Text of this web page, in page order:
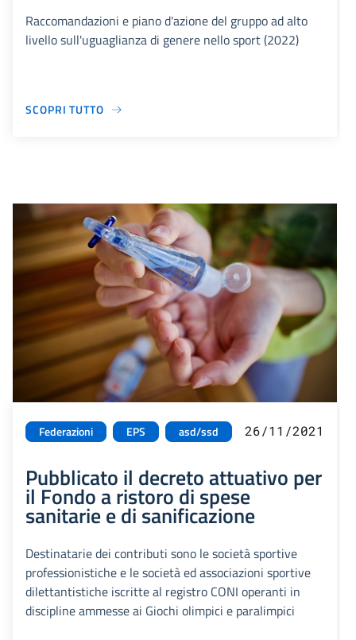
Raccomandazioni e piano d'azione del gruppo ad alto
livello sull'uguaglianza di genere nello sport (2022)
SCOPRI TUTTO
Federazioni EPS asd/ssd 26/11/2021
Pubblicato il decreto attuativo per
il Fondo a ristoro di spese
sanitarie e di sanificazione
Destinatarie dei contributi sono le società sportive
professionistiche e le società ed associazioni sportive
dilettantistiche iscritte al registro CONI operanti in
discipline ammesse ai Giochi olimpici e paralimpici